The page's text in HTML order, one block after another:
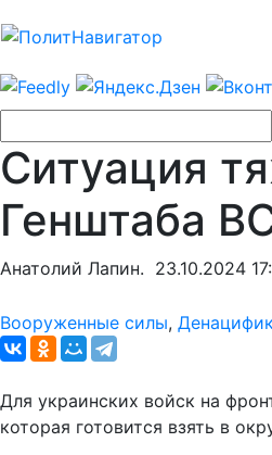
Ситуация
Генштаба
Анатолий Лапин. 23.10.2024
Вооруженные силы,
Для украинских войск на
которая готовится взять в